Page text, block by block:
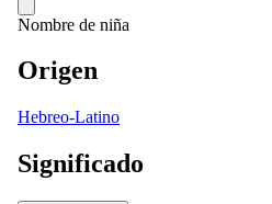
Nombre de niña
Origen
Hebreo-Latino
Significado